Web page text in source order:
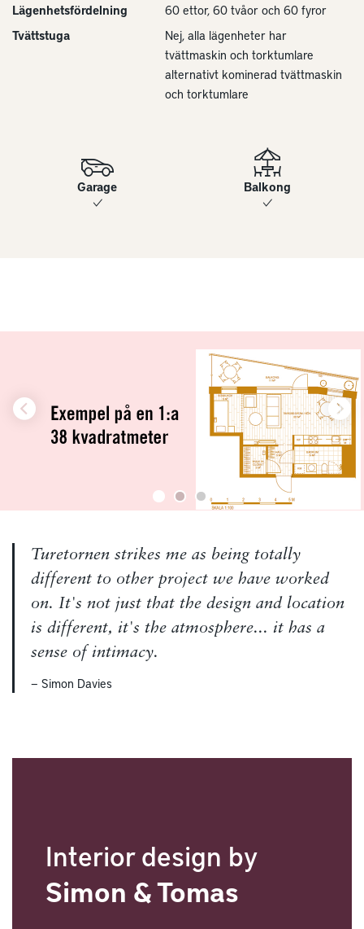
Lägenhetsfördelning
60 ettor, 60 tvåor och 60 fyror
Tvättstuga
Nej, alla lägenheter har
tvättmaskin och torktumlare
alternativt kominerad tvättmaskin
och torktumlare
Garage Balkong
Turetornen strikes me as being totally
different to other project we have worked
on. It's not just that the design and location
is different, it's the atmosphere... it has a
sense of intimacy.
— Simon Davies
Interior design by
Simon & Tomas